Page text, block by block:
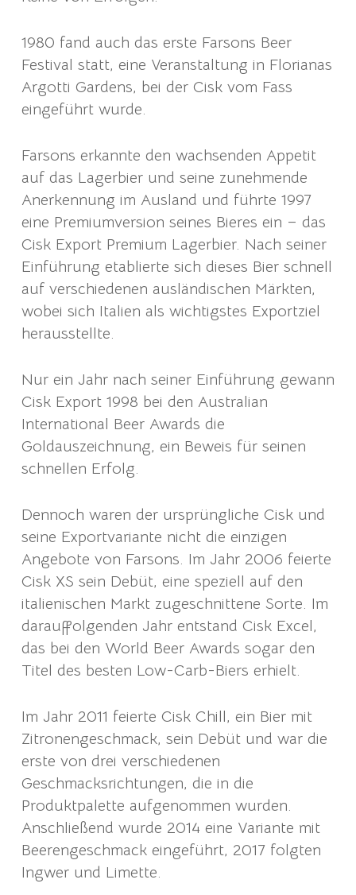
1980 fand auch das erste Farsons Beer
Festival statt, eine Veranstaltung in Florianas
Argotti Gardens, bei der Cisk vom Fass
eingeführt wurde.
Farsons erkannte den wachsenden Appetit
auf das Lagerbier und seine zunehmende
Anerkennung im Ausland und führte 1997
eine Premiumversion seines Bieres ein – das
Cisk Export Premium Lagerbier. Nach seiner
Einführung etablierte sich dieses Bier schnell
auf verschiedenen ausländischen Märkten,
wobei sich Italien als wichtigstes Exportziel
herausstellte.
Nur ein Jahr nach seiner Einführung gewann
Cisk Export 1998 bei den Australian
International Beer Awards die
Goldauszeichnung, ein Beweis für seinen
schnellen Erfolg.
Dennoch waren der ursprüngliche Cisk und
seine Exportvariante nicht die einzigen
Angebote von Farsons. Im Jahr 2006 feierte
Cisk XS sein Debüt, eine speziell auf den
italienischen Markt zugeschnittene Sorte. Im
darauffolgenden Jahr entstand Cisk Excel,
das bei den World Beer Awards sogar den
Titel des besten Low-Carb-Biers erhielt.
Im Jahr 2011 feierte Cisk Chill, ein Bier mit
Zitronengeschmack, sein Debüt und war die
erste von drei verschiedenen
Geschmacksrichtungen, die in die
Produktpalette aufgenommen wurden.
Anschließend wurde 2014 eine Variante mit
Beerengeschmack eingeführt, 2017 folgten
Ingwer und Limette.